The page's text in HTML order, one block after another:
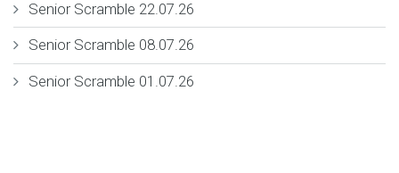
Senior Scramble 22.07.26
Senior Scramble 08.07.26
Senior Scramble 01.07.26